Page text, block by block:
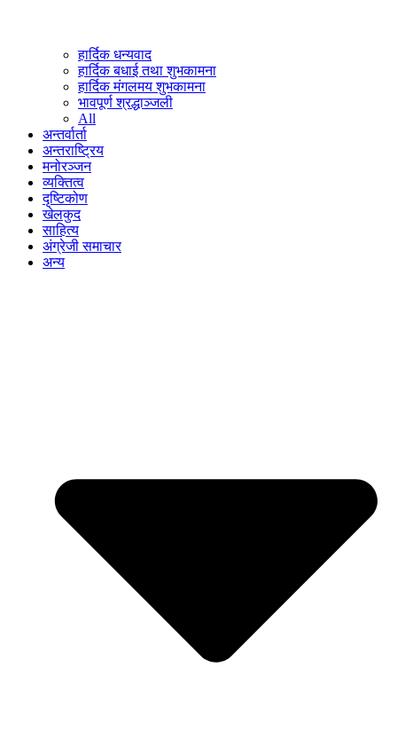
हार्दिक धन्यवाद
हार्दिक बधाई तथा शुभकामना
हार्दिक मंगलमय शुभकामना
भावपूर्ण श्रद्धाञ्जली
All
अन्तर्वार्ता
अन्तराष्ट्रिय
मनोरञ्जन
व्यक्तित्व
दृष्टिकोण
खेलकुद
साहित्य
अंग्रेजी समाचार
अन्य